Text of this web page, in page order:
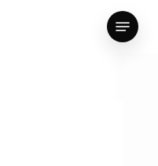
Menu